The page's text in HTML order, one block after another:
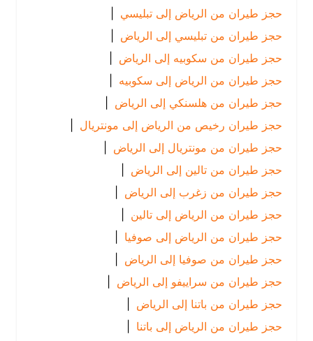
حجز طيران من الرياض إلى تبليسي |
حجز طيران من تبليسي إلى الرياض
|
حجز طيران من سكوبيه إلى الرياض
|
حجز طيران من الرياض إلى سكوبيه |
حجز طيران من هلسنكي إلى الرياض
|
حجز طيران رخيص من الرياض إلى مونتريال |
حجز طيران من مونتريال إلى الرياض
|
حجز طيران من تالين إلى الرياض
|
حجز طيران من زغرب إلى الرياض
|
حجز طيران من الرياض إلى تالين
|
حجز طيران من الرياض إلى صوفيا
|
حجز طيران من صوفيا إلى الرياض
|
حجز طيران من سراييفو إلى الرياض
|
حجز طيران من باتنا إلى الرياض
|
حجز طيران من الرياض إلى باتنا |